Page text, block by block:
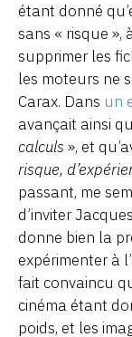
étant donné
sans « risque »,
supprimer les
les moteurs ne
Carax. Dans un
avançait ainsi
calculs », et
risque,
passant, me
d’inviter
donne bien la
expérimenter à
fait convaincu
cinéma étant
poids, et les